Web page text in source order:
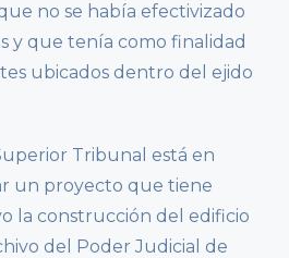
no se había efectivizado
y que tenía como finalidad
ubicados dentro del ejido
Tribunal está en
un proyecto que tiene
la construcción del edificio
del Poder Judicial de